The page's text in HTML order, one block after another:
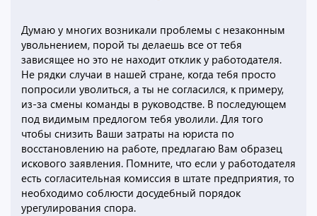
Думаю у многих возникали проблемы с незаконным
увольнением, порой ты делаешь все от тебя
зависящее но это не находит отклик у работодателя.
Не рядки случаи в нашей стране, когда тебя просто
попросили уволиться, а ты не согласился, к примеру,
из-за смены команды в руководстве. В последующем
под видимым предлогом тебя уволили. Для того
чтобы снизить Ваши затраты на юриста по
восстановлению на работе, предлагаю Вам образец
искового заявления. Помните, что если у работодателя
есть согласительная комиссия в штате предприятия, то
необходимо соблюсти досудебный порядок
урегулирования спора.